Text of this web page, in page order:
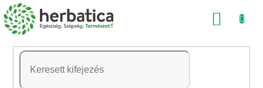
Ugrás
a
tartalomhoz